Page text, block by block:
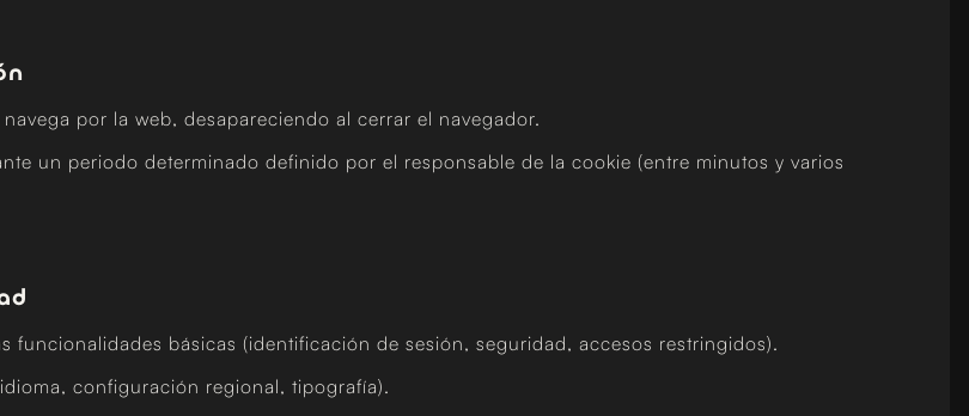
por la web, desapareciendo al cerrar el navegador.
un periodo determinado definido por el responsable de la cookie (entre minutos y varios
funcionalidades básicas (identificación de sesión, seguridad, accesos restringidos).
configuración regional, tipografía).